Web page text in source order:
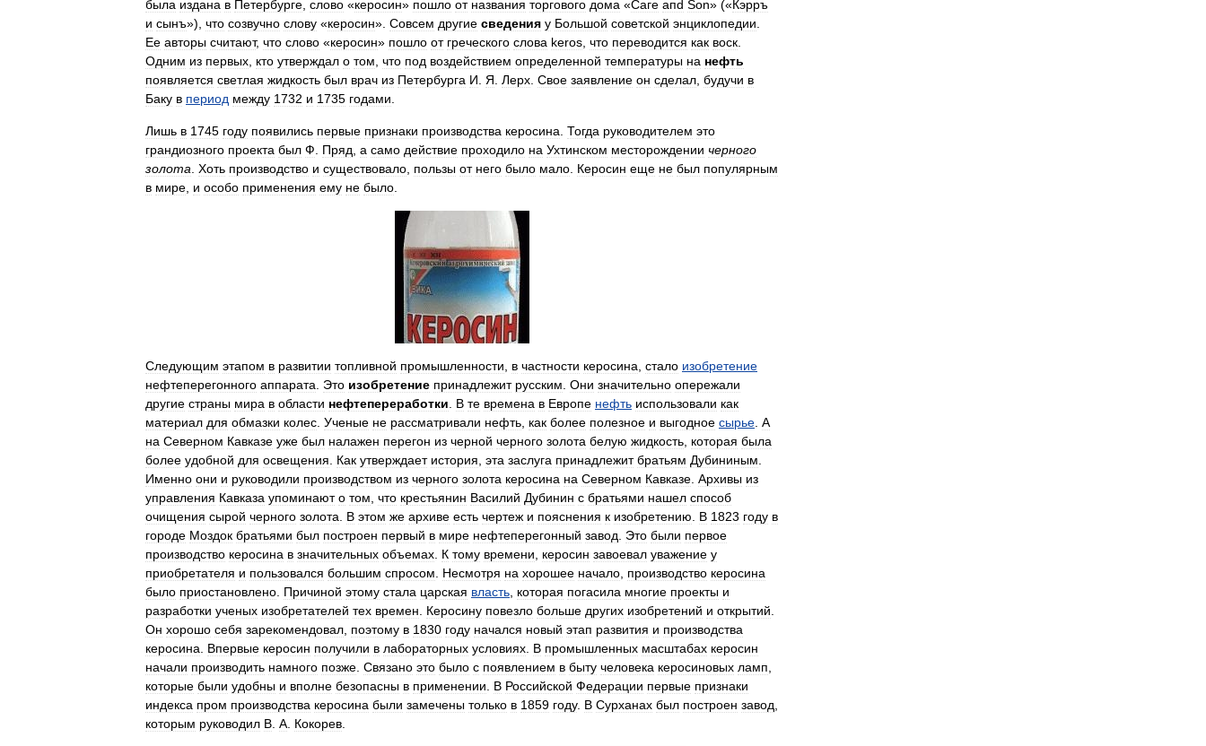
была издана в Петербурге слово «керосин» пошло от названия торгового дома «Саге апd Sоn» («Кэрръ
и сынъ»), что созвучно слову «керосин». Совсем другие сведения у Большой советской энциклопедии
Ее авторы считают, что слово «керосин» пошло от греческого слова keros что переводится как воск
Одним из первых кто утверждал о том что под воздействием определенной температуры на нефть
появляется светлая жидкость был врач из Петербурга И Я Лерх Свое заявление он сделал будучи в
Баку в период между 1732 и 1735 годами
Лишь в 1745 году появились первые признаки производства керосина Тогда руководителем это
грандиозного проекта был Ф Пряд а само действие проходило на Ухтинском месторождении черного
золота Хоть производство и существовало пользы от него было мало Керосин еще не был популярным
в мире и особо применения ему не было
Следующим этапом в развитии топливной промышленности в частности керосина стало изобретение
нефтеперегонного аппарата Это изобретение принадлежит русским Они значительно опережали
другие страны мира в области нефтепереработки В те времена в Европе нефть использовали как
материал для обмазки колес Ученые не рассматривали нефть как более полезное и выгодное сырье А
на Северном Кавказе уже был налажен перегон из черной черного золота белую жидкость которая была
более удобной для освещения Как утверждает история эта заслуга принадлежит братьям Дубининым
Именно они и руководили производством из черного золота керосина на Северном Кавказе Архивы из
управления Кавказа упоминают о том что крестьянин Василий Дубинин с братьями нашел способ
очищения сырой черного золота В этом же архиве есть чертеж и пояснения к изобретению В 1823 году в
городе Моздок братьями был построен первый в мире нефтеперегонный завод Это были первое
производство керосина в значительных объемах К тому времени керосин завоевал уважение у
приобретателя и пользовался большим спросом Несмотря на хорошее начало производство керосина
было приостановлено Причиной этому стала царская власть которая погасила многие проекты и
разработки ученых изобретателей тех времен Керосину повезло больше других изобретений и открытий
Он хорошо себя зарекомендовал поэтому в 1830 году начался новый этап развития и производства
керосина
Впервые керосин получили в лабораторных условиях В промышленных масштабах керосин
начали производить намного позже Связано это было с появлением в быту человека керосиновых ламп
которые были удобны и вполне безопасны в применении В Российской Федерации первые признаки
индекса пром производства керосина были замечены только в 1859 году. В Сурханах был построен завод
которым руководил В А Кокорев